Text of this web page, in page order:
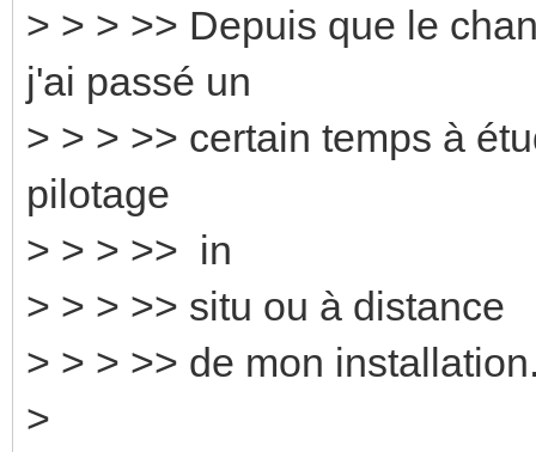
> > > >> Depuis que le
j'ai passé un
> > > >> certain temps à
pilotage
> > > >> in
> > > >> situ ou à distance
> > > >> de mon
>